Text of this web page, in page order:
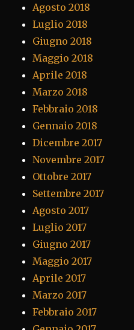
Agosto 2018
Luglio 2018
Giugno 2018
Maggio 2018
Aprile 2018
Marzo 2018
Febbraio 2018
Gennaio 2018
Dicembre 2017
Novembre 2017
Ottobre 2017
Settembre 2017
Agosto 2017
Luglio 2017
Giugno 2017
Maggio 2017
Aprile 2017
Marzo 2017
Febbraio 2017